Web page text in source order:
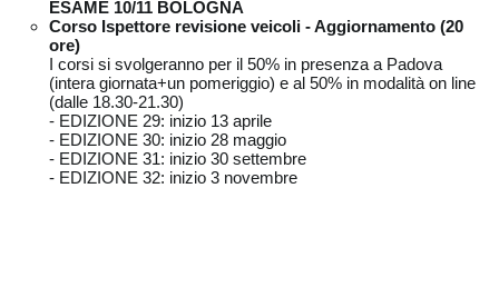
ESAME 10/11 BOLOGNA
Corso Ispettore revisione veicoli - Aggiornamento (20
ore)
I corsi si svolgeranno per il 50% in presenza a Padova
(intera giornata+un pomeriggio) e al 50% in modalità on line
(dalle 18.30-21.30)
- EDIZIONE 29: inizio 13 aprile
- EDIZIONE 30: inizio 28 maggio
- EDIZIONE 31: inizio 30 settembre
- EDIZIONE 32: inizio 3 novembre